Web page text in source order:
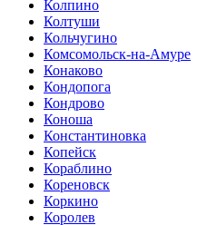
Колпино
Колтуши
Кольчугино
Комсомольск-на-Амуре
Конаково
Кондопога
Кондрово
Коноша
Константиновка
Копейск
Кораблино
Кореновск
Коркино
Королев